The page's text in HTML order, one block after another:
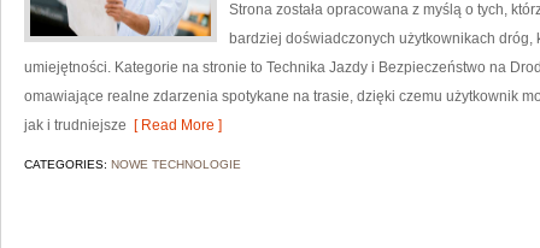
Strona została opracowana z myślą o tych,
bardziej doświadczonych użytkownikach
umiejętności. Kategorie na stronie to Technika Jazdy i Bezpieczeństwo na
omawiające realne zdarzenia spotykane na trasie, dzięki czemu użytkownik
jak i trudniejsze [ Read More ]
CATEGORIES: NOWE TECHNOLOGIE